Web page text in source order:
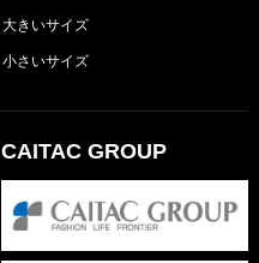
大きいサイズ
小さいサイズ
CAITAC GROUP